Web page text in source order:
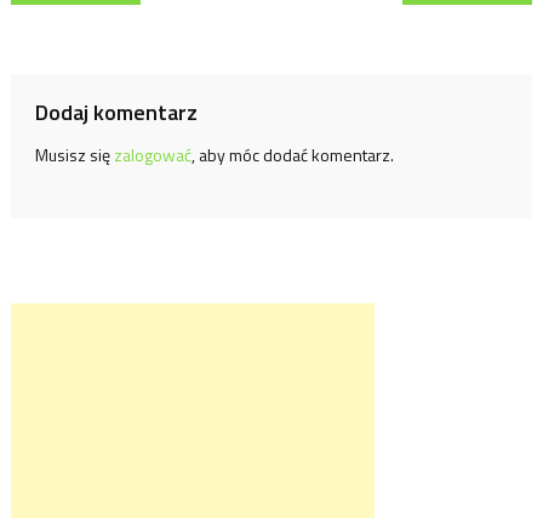
Dodaj komentarz
Musisz sięzalogować, aby móc dodać komentarz.